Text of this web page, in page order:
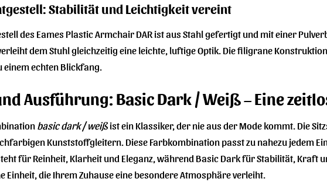
Stabilität und Leichtigkeit vereint
des Eames Plastic Armchair DAR ist aus Stahl gefertigt und mit einer
dem Stuhl gleichzeitig eine leichte, luftige Optik. Die filigrane
einem echten Blickfang.
Ausführung: Basic Dark / Weiß – Eine
basic dark / weißist ein Klassiker, der nie aus der Mode kommt. Die
Kunststoffgleitern. Diese Farbkombination passt zu nahezu jedem
für Reinheit, Klarheit und Eleganz, während Basic Dark für Stabilität, Kraft
Einheit, die Ihrem Zuhause eine besondere Atmosphäre verleiht.